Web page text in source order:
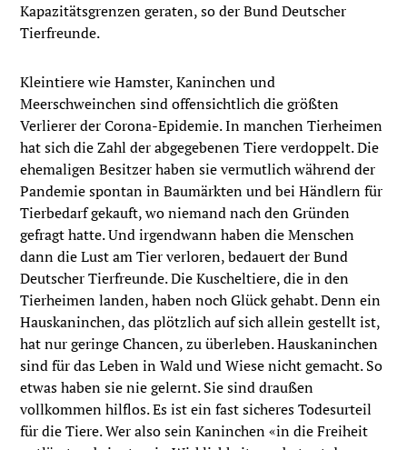
Kapazitätsgrenzen geraten, so der Bund Deutscher
Tierfreunde.
Kleintiere wie Hamster, Kaninchen und
Meerschweinchen sind offensichtlich die größten
Verlierer der Corona-Epidemie. In manchen Tierheimen
hat sich die Zahl der abgegebenen Tiere verdoppelt. Die
ehemaligen Besitzer haben sie vermutlich während der
Pandemie spontan in Baumärkten und bei Händlern für
Tierbedarf gekauft, wo niemand nach den Gründen
gefragt hatte. Und irgendwann haben die Menschen
dann die Lust am Tier verloren, bedauert der Bund
Deutscher Tierfreunde. Die Kuscheltiere, die in den
Tierheimen landen, haben noch Glück gehabt. Denn ein
Hauskaninchen, das plötzlich auf sich allein gestellt ist,
hat nur geringe Chancen, zu überleben. Hauskaninchen
sind für das Leben in Wald und Wiese nicht gemacht. So
etwas haben sie nie gelernt. Sie sind draußen
vollkommen hilflos. Es ist ein fast sicheres Todesurteil
für die Tiere. Wer also sein Kaninchen «in die Freiheit